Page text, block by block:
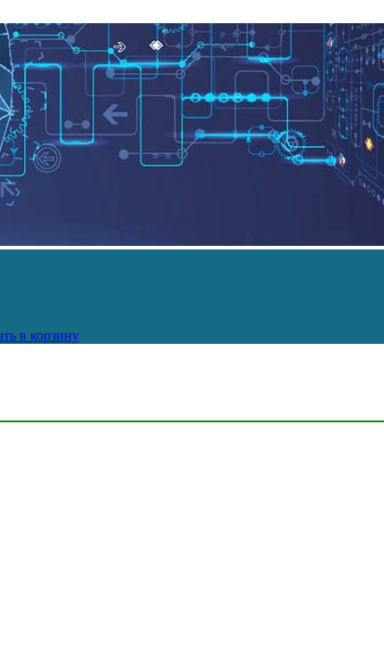
в корзину